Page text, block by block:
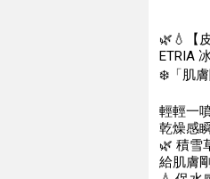
🌿💧【
ETRIA
❄️「肌
輕輕一
乾燥感
🌿 積雪
給肌膚